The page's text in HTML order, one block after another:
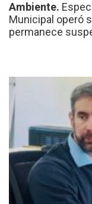
Ambiente.
Municipal operó
permanece